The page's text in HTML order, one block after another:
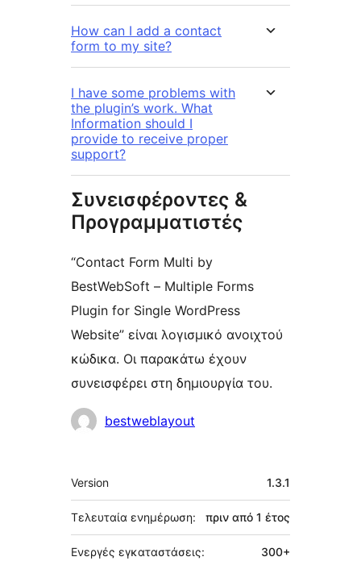
How can I add a contact
form to my site?
I have some problems with
the plugin’s work. What
Information should I
provide to receive proper
support?
Συνεισφέροντες &
Προγραμματιστές
“Contact Form Multi by
BestWebSoft – Multiple Forms
Plugin for Single WordPress
Website” είναι λογισμικό ανοιχτού
κώδικα. Οι παρακάτω έχουν
συνεισφέρει στη δημιουργία του.
Συντελεστές
bestweblayout
Μεταστοιχεία
Version 1.3.1
Τελευταία ενημέρωση: πριν από 1 έτος
Ενεργές εγκαταστάσεις: 300+